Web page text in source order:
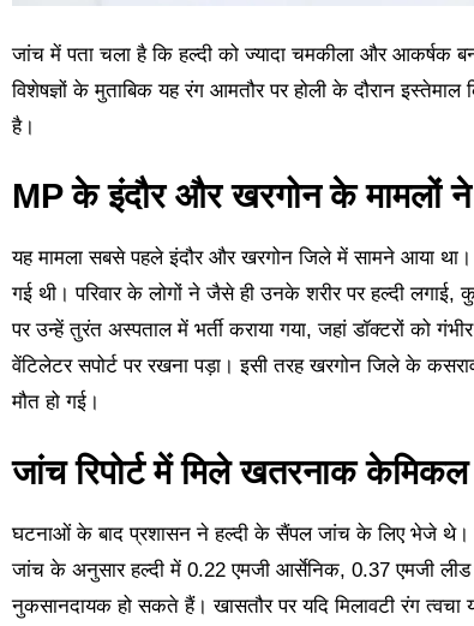
जांच में पता चला है कि हल्दी को ज्यादा चमकीला और आकर्षक
विशेषज्ञों के मुताबिक यह रंग आमतौर पर होली के दौरान इस्तेमाल
है।
MP के इंदौर और खरगोन के मामलों ने
यह मामला सबसे पहले इंदौर और खरगोन जिले में सामने आया
गई थी। परिवार के लोगों ने जैसे ही उनके शरीर पर हल्दी
पर उन्हें तुरंत अस्पताल में भर्ती कराया गया, जहां डॉक्टरों को
वेंटिलेटर सपोर्ट पर रखना पड़ा। इसी तरह खरगोन जिले के
मौत हो गई।
जांच रिपोर्ट में मिले खतरनाक केमिकल
घटनाओं के बाद प्रशासन ने हल्दी के सैंपल जांच के लिए भेजे थे।
जांच के अनुसार हल्दी में 0.22 एमजी आर्सेनिक, 0.37 एमजी लीड
नुकसानदायक हो सकते हैं। खासतौर पर यदि मिलावटी रंग त्वचा